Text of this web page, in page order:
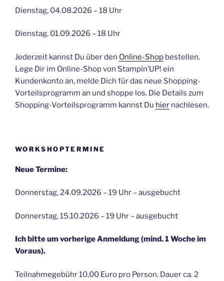
Dienstag, 04.08.2026 – 18 Uhr
Dienstag, 01.09.2026 – 18 Uhr
Jederzeit kannst Du über den Online-Shop bestellen.
Lege Dir im Online-Shop von Stampin’UP! ein
Kundenkonto an, melde Dich für das neue Shopping-
Vorteilsprogramm an und shoppe los. Die Details zum
Shopping-Vorteilsprogramm kannst Du hier nachlesen.
WORKSHOPTERMINE
Neue Termine:
Donnerstag, 24.09.2026 – 19 Uhr – ausgebucht
Donnerstag, 15.10.2026 – 19 Uhr – ausgebucht
Ich bitte um vorherige Anmeldung (mind. 1 Woche im
Voraus).
Teilnahmegebühr 10,00 Euro pro Person. Dauer ca. 2